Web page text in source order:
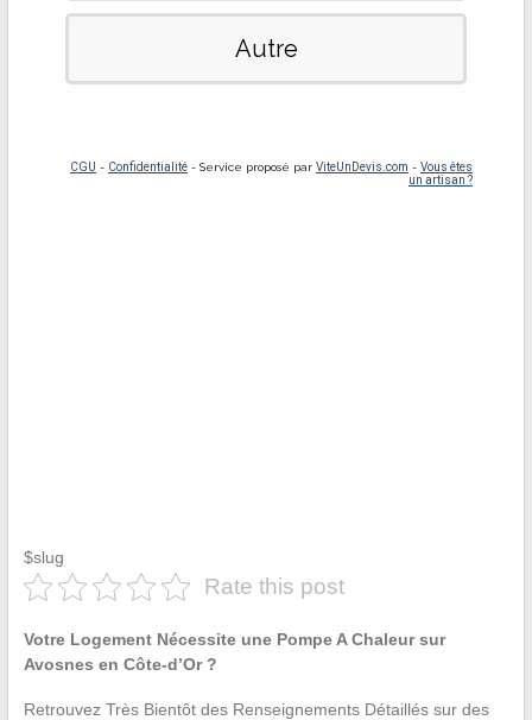
$slug
Rate this post
Votre Logement Nécessite une Pompe A Chaleur sur
Avosnes en Côte-d’Or ?
Retrouvez Très Bientôt des Renseignements Détaillés sur des